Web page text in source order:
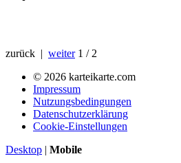
zurück | weiter 1 / 2
© 2026 karteikarte.com
Impressum
Nutzungsbedingungen
Datenschutzerklärung
Cookie-Einstellungen
Desktop | Mobile